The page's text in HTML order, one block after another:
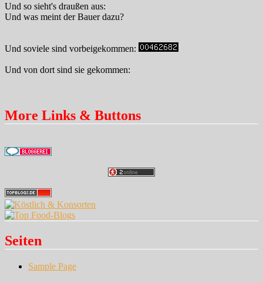
Und so sieht's draußen aus:
Und was meint der Bauer dazu?
Und soviele sind vorbeigekommen:
Und von dort sind sie gekommen:
More Links & Buttons
Seiten
Sample Page